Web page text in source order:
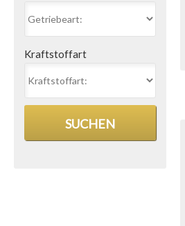
Kraftstoffart
SUCHEN